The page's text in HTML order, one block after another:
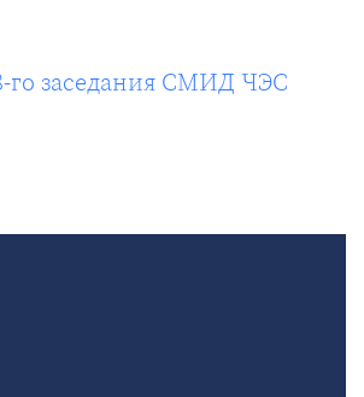
го заседания СМИД ЧЭС